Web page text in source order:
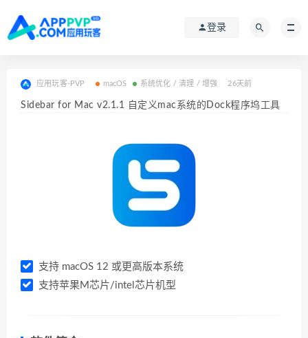
登录
应用玩客-PVP macOS 系统优化 / 清理 / 增强 26天前
Sidebar for Mac v2.1.1 自定义mac系统的Dock程序坞工具
支持 macOS 12 或更高版本系统
支持苹果M芯片/intel芯片机型